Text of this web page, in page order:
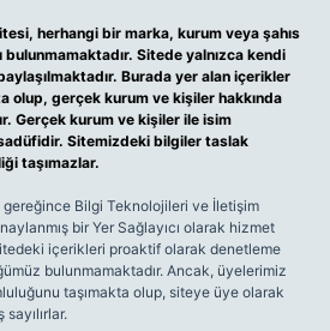
herhangi bir marka, kurum veya şahıs
Sitede yalnızca kendi
Burada yer alan içerikler
olup, gerçek kurum ve kişiler hakkında
Gerçek kurum ve kişiler ile isim
Sitemizdeki bilgiler taslak
taşımazlar.
gereğince Bilgi Teknolojileri ve İletişim
bir Yer Sağlayıcı olarak hizmet
içerikleri proaktif olarak denetleme
bulunmamaktadır. Ancak, üyelerimiz
taşımakta olup, siteye üye olarak